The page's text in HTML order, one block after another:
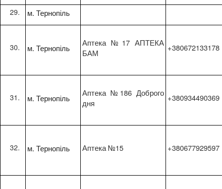
м. Тернопіль
м. Тернопіль
Аптека №17 АПТЕКА
БАМ
+380672133178
м. Тернопіль
Аптека №186 Доброго
дня
+380934490369
м. Тернопіль Аптека №15 +380677929597